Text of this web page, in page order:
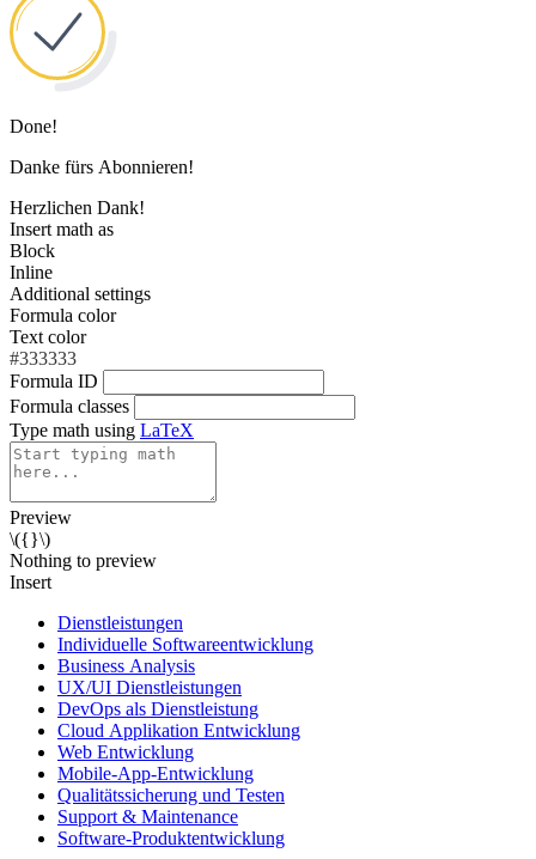
Done!
Danke fürs Abonnieren!
Herzlichen Dank!
Insert math as
Block
Inline
Additional settings
Formula color
Text color
#333333
Formula ID
Formula classes
Type math using LaTeX
Preview
\({}\)
Nothing to preview
Insert
Dienstleistungen
Individuelle Softwareentwicklung
Business Analysis
UX/UI Dienstleistungen
DevOps als Dienstleistung
Cloud Applikation Entwicklung
Web Entwicklung
Mobile-App-Entwicklung
Qualitätssicherung und Testen
Support & Maintenance
Software-Produktentwicklung